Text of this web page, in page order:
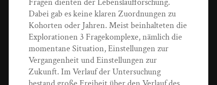
Dabei gab es keine klaren Zuordnungen zu
Kohorten oder Jahren. Meist beinhalteten die
Explorationen 3 Fragekomplexe, nämlich die
momentane Situation, Einstellungen zur
Vergangenheit und Einstellungen zur
Zukunft. Im Verlauf der Untersuchung